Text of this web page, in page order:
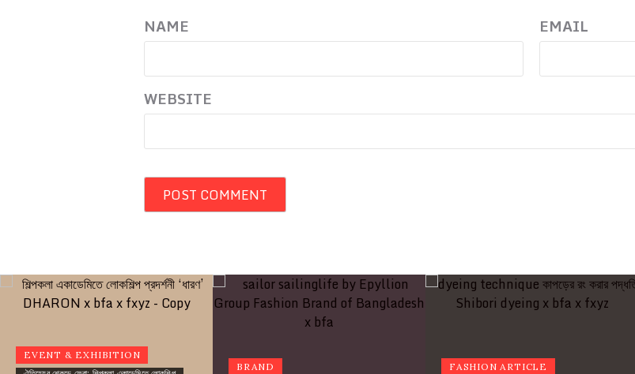
NAME EMAIL
WEBSITE
EVENT & EXHIBITION
BRAND FASHION ARTICLE